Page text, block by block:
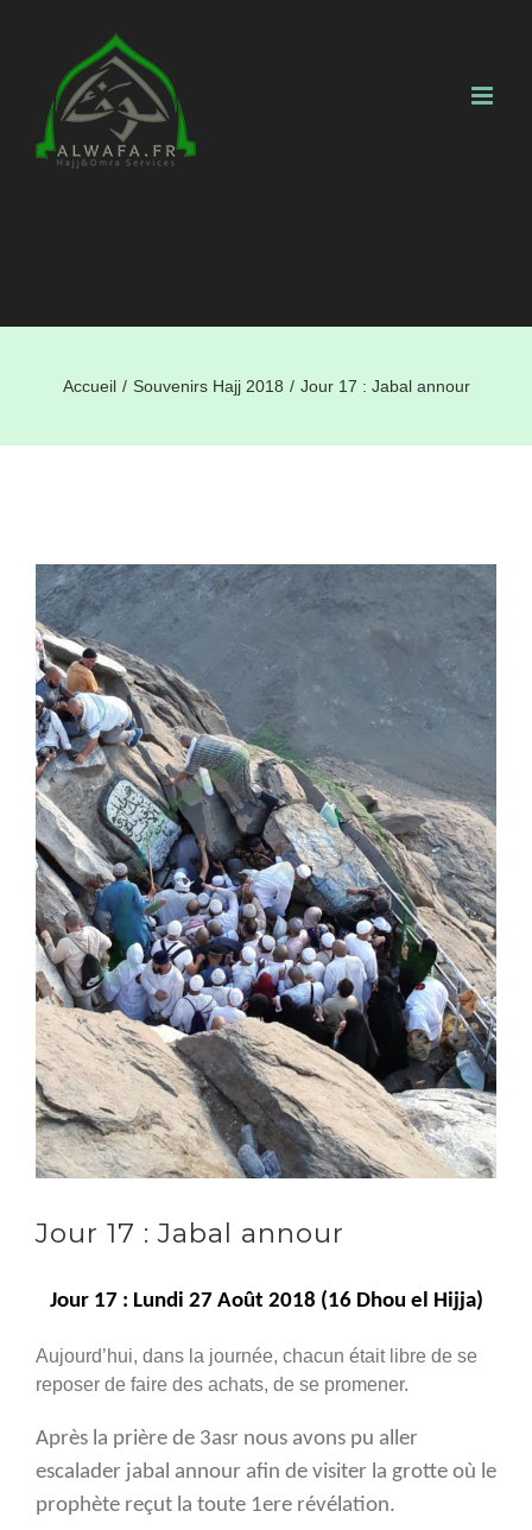
Accueil / Souvenirs Hajj 2018 / Jour 17 : Jabal annour
Voir
l'image
agrandie
Jour 17 : Jabal annour
Jour 17 : Lundi 27 Août 2018 (16 Dhou el Hijja)
Aujourd’hui, dans la journée, chacun était libre de se
reposer de faire des achats, de se promener.
Après la prière de 3asr nous avons pu aller
escalader jabal annour afin de visiter la grotte où le
prophète reçut la toute 1ere révélation.